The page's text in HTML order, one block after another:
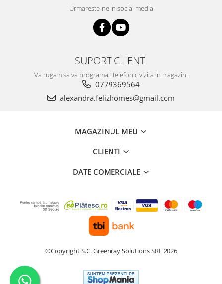
Urmareste-ne in social media
SUPORT CLIENTI
Va rugam sa va programati telefonic vizita in magazin.
0779369564
alexandra.felizhomes@gmail.com
MAGAZINUL MEU
CLIENTI
DATE COMERCIALE
©Copyright S.C. Greenray Solutions SRL 2026